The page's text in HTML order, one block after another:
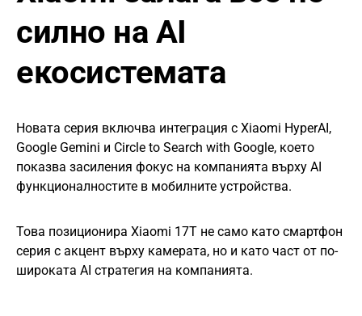
силно на AI
екосистемата
Новата серия включва интеграция с Xiaomi HyperAI,
Google Gemini и Circle to Search with Google, което
показва засиления фокус на компанията върху AI
функционалностите в мобилните устройства.
Това позиционира Xiaomi 17T не само като смартфон
серия с акцент върху камерата, но и като част от по-
широката AI стратегия на компанията.